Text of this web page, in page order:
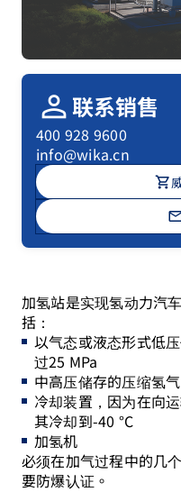
person 联系销售
400 928 9600
info@wika.cn
shopping_cart
加氢站是实现氢动力汽
括：
以气态或液态形式低
过25 MPa
中高压储存的压缩氢
冷却装置，因为在向
其冷却到-40 °C
加氢机
必须在加气过程中的几
要防爆认证。